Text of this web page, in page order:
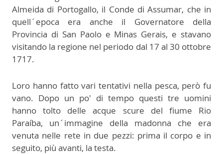
Almeida di Portogallo, il Conde di Assumar, che in
quell´epoca era anche il Governatore della
Provincia di San Paolo e Minas Gerais, e stavano
visitando la regione nel periodo dal 17 al 30 ottobre
1717.
Loro hanno fatto vari tentativi nella pesca, però fu
vano. Dopo un po' di tempo questi tre uomini
hanno tolto delle acque scure del fiume Rio
Paraíba, un´immagine della madonna che era
venuta nelle rete in due pezzi: prima il corpo e in
seguito, più avanti, la testa.